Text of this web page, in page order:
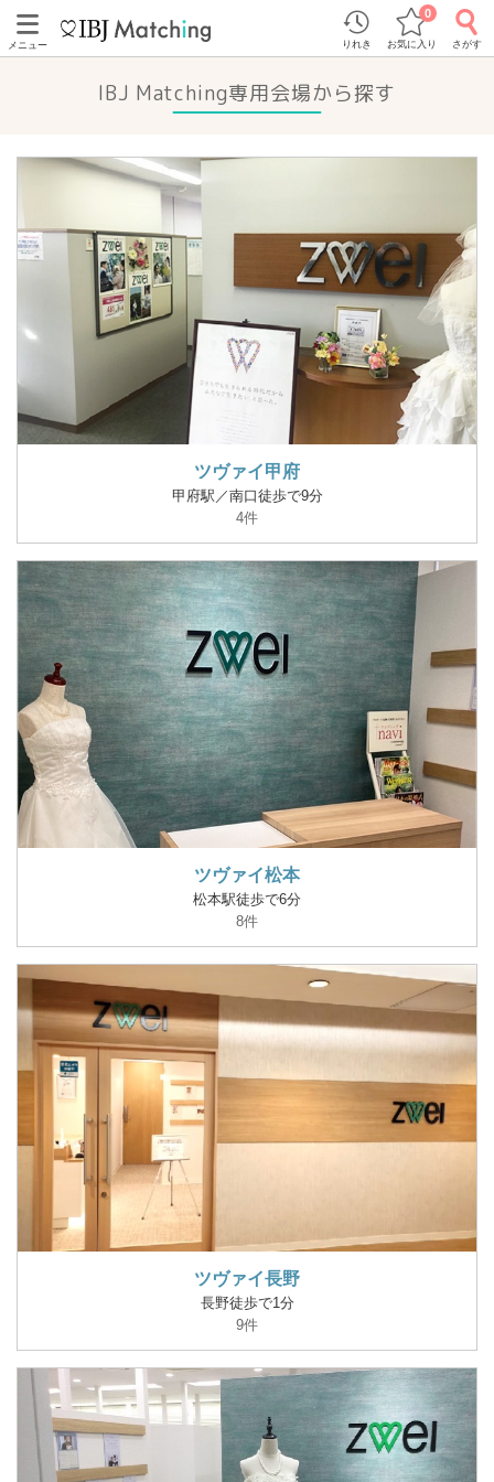
メニュー りれき お気に入り
0
さがす
IBJ Matching専用会場から探す
ツヴァイ甲府
甲府駅／南口徒歩で9分
4件
ツヴァイ松本
松本駅徒歩で6分
8件
ツヴァイ長野
長野徒歩で1分
9件